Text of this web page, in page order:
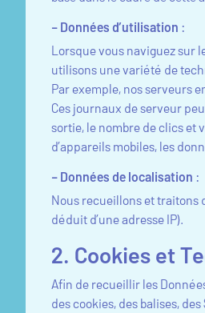
– Données d’utilisation :
Lorsque vous naviguez sur
utilisons une variété de
Par exemple, nos serveurs
Ces journaux de serveur
sortie, le nombre de clics et
d’appareils mobiles, les
– Données de localisation :
Nous recueillons et traitons
déduit d’une adresse IP).
2. Cookies et
Afin de recueillir les
des cookies, des balises,